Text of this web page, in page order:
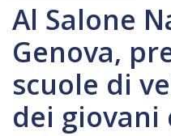
Al Salone
Genova,
scuole di
dei giovani